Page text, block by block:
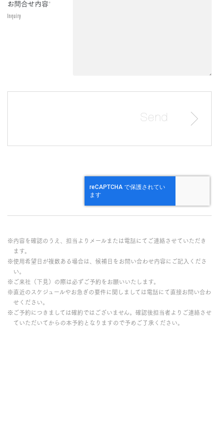
お問合せ内容*
Inquiry
※内容を確認のうえ、担当よりメールまたは電話にてご連絡させていただき
ます。
※使用希望日が複数ある場合は、候補日をお問い合わせ内容にご記入くださ
い。
※ご来社（下見）の際は必ずご予約をお願いいたします。
※直近のスケジュールやお急ぎの要件に関しましては電話にて直接お問い合わ
せください。
※ご予約につきましては確約ではございません。確認後担当者よりご連絡させ
ていただいてからの本予約となりますので予めご了承ください。